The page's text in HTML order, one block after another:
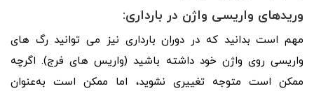
وریدهای واریسی واژن در بارداری:
مهم است بدانید که در دوران بارداری نیز می توانید رگ های
واریسی روی واژن خود داشته باشید (واریس های فرج). اگرچه
ممکن است متوجه تغییری نشوید، اما ممکن است به‌عنوان